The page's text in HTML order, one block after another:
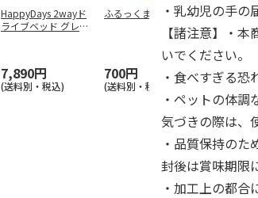
HappyDays 2wayド
ライブベッド グレ
7,890円
(送料別・税込)
ふるっくま みかん
700円
(送料別・税込)
デオトイレ
らない消臭
ンド 4L
1,320円
(送料別・
・乳幼児の手の
【諸注意】・
いでください。
・食べすぎる恐
・ペットの体
気づきの際は、
・品質保持の
封後は賞味期限
・加工上の都